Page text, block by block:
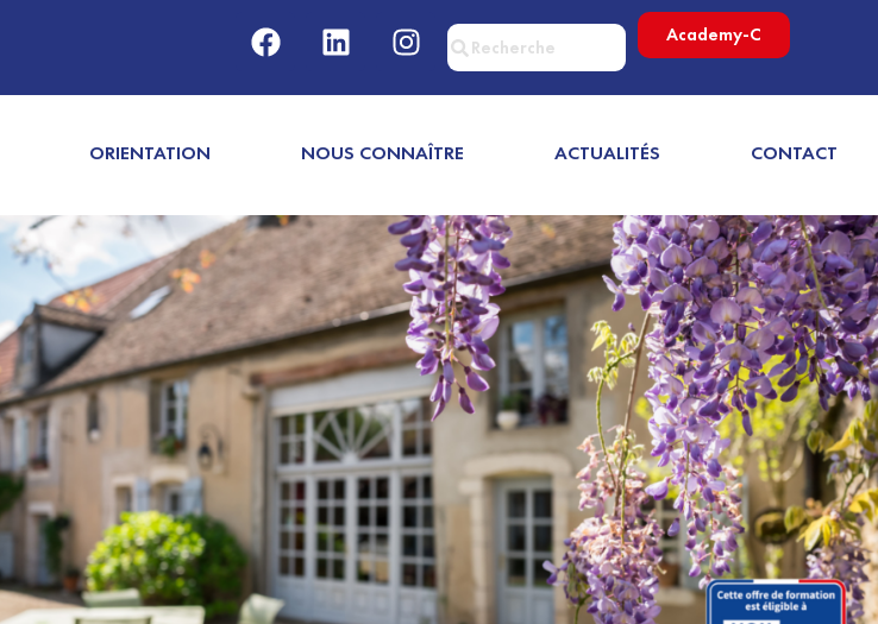
Academy-C
ORIENTATION NOUS CONNAÎTRE ACTUALITÉS CONTACT